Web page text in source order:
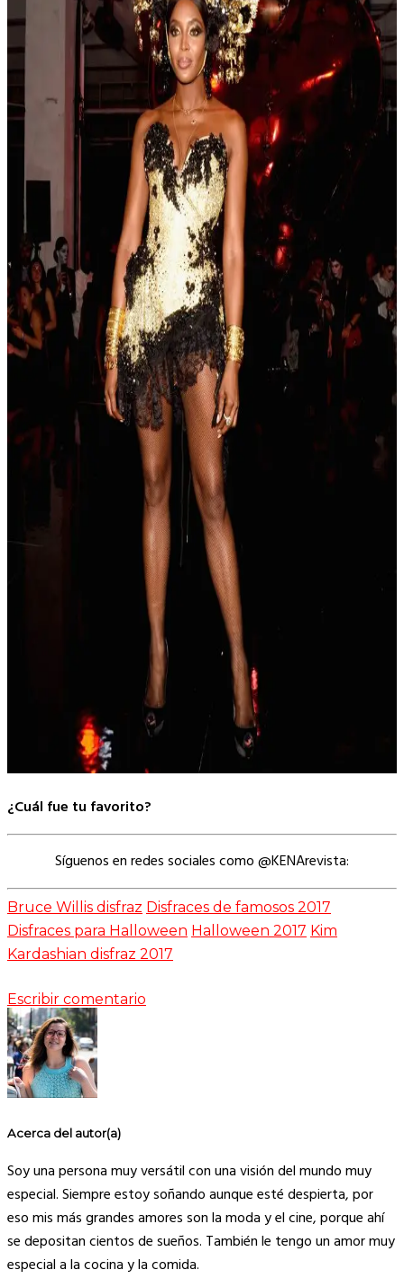
¿Cuál fue tu favorito?
Síguenos en redes sociales como @KENArevista:
Bruce Willis disfraz Disfraces de famosos 2017
Disfraces para Halloween Halloween 2017 Kim
Kardashian disfraz 2017
Escribir comentario
Acerca del autor(a)
Soy una persona muy versátil con una visión del mundo muy
especial. Siempre estoy soñando aunque esté despierta, por
eso mis más grandes amores son la moda y el cine, porque ahí
se depositan cientos de sueños. También le tengo un amor muy
especial a la cocina y la comida.